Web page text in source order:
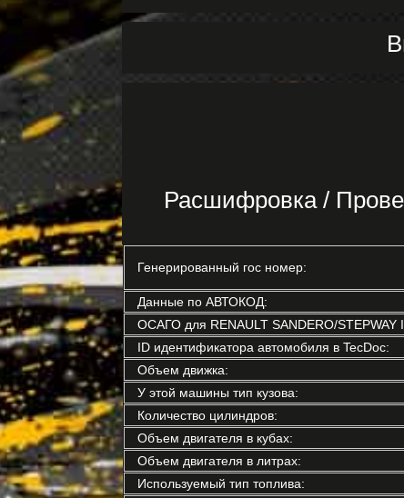
Расшифровка /
Генерированный гос номер:
Данные по АВТОКОД:
ОСАГО для RENAULT SANDERO/STEPWAY
ID идентификатора автомобиля в TecDoc:
Объем движка:
У этой машины тип кузова:
Количество цилиндров:
Объем двигателя в кубах:
Объем двигателя в литрах:
Используемый тип топлива: